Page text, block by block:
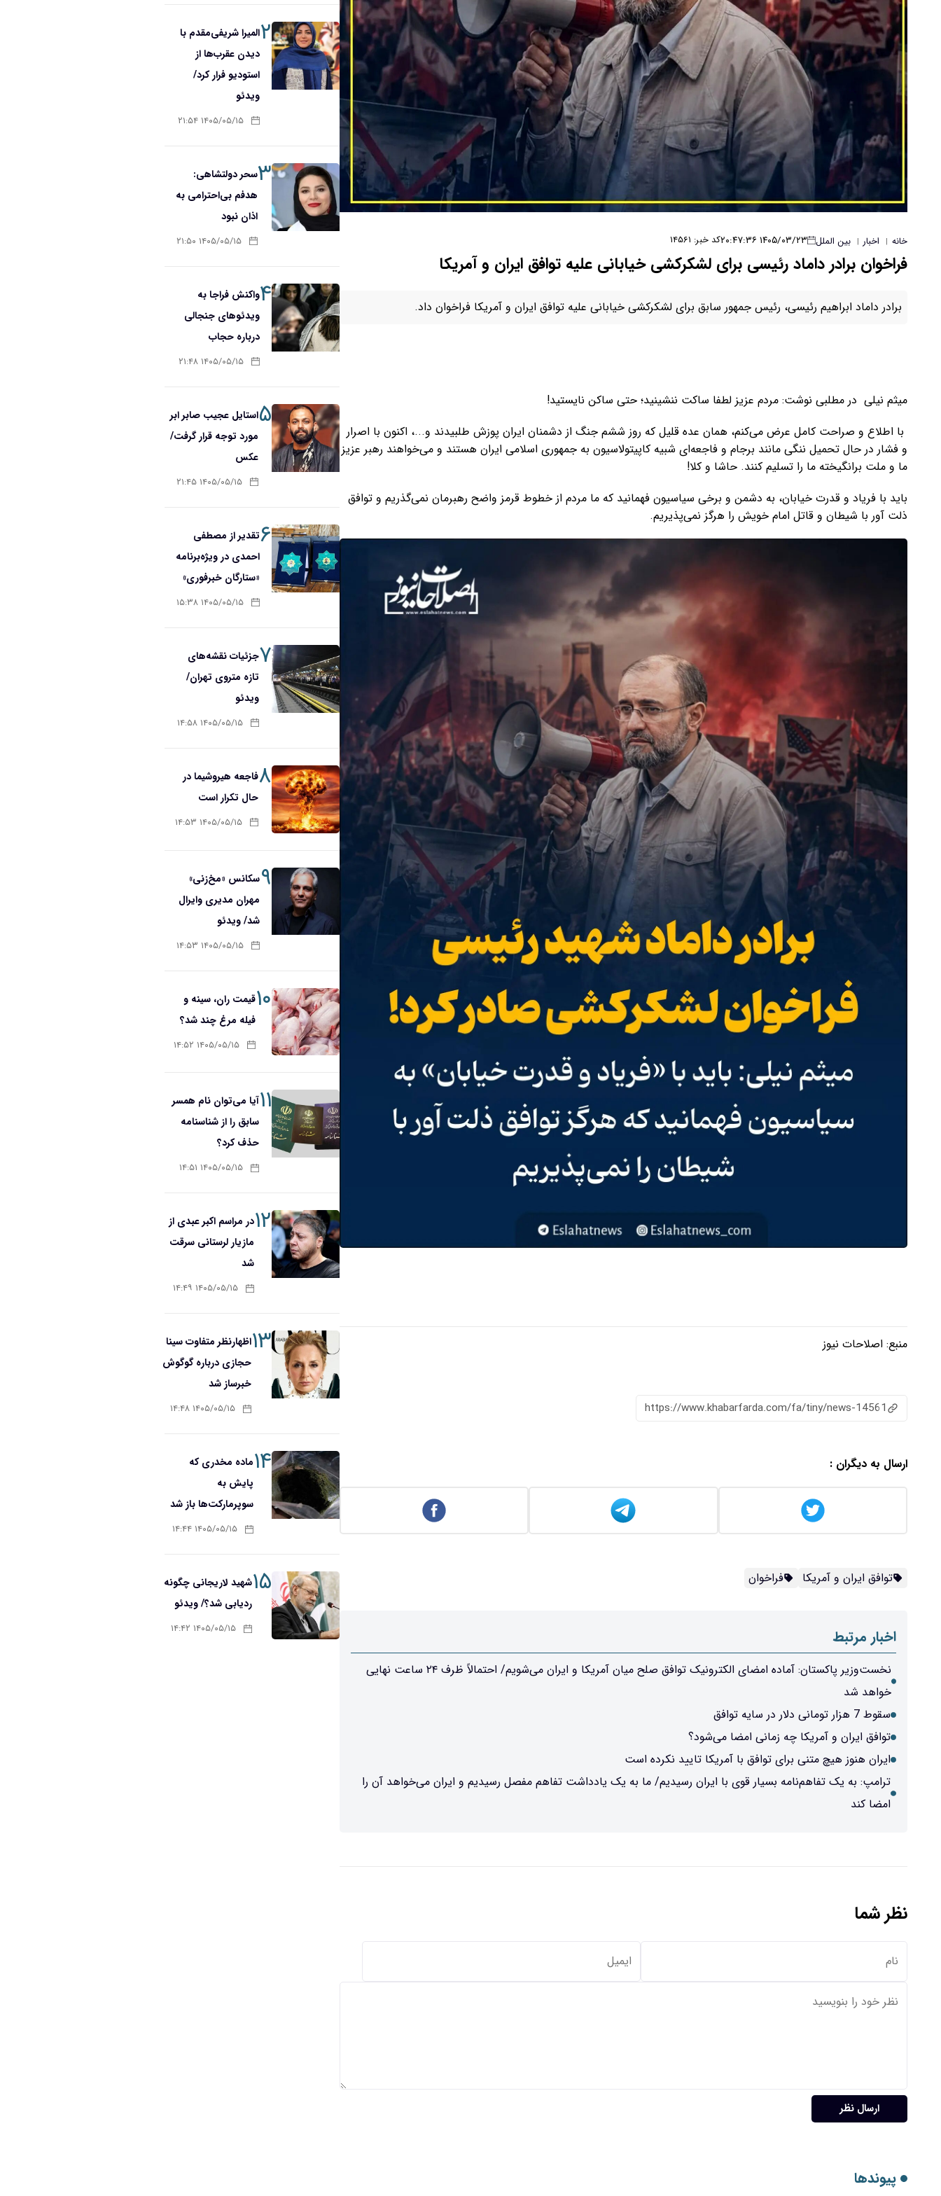
خانه | اخبار | بین الملل ۱۴۰۵/۰۳/۲۳ ۲۰:۴۷:۳۶ کد خبر: ۱۴۵۶۱
فراخوان برادر داماد رئیسی برای لشکرکشی خیابانی علیه توافق ایران و آمریکا
برادر داماد ابراهیم رئیسی، رئیس جمهور سابق برای لشکرکشی خیابانی علیه توافق ایران و آمریکا فراخوان داد.
میثم نیلی در مطلبی نوشت: مردم عزیز لطفا ساکت ننشینید؛ حتی ساکن نایستید!
با اطلاع و صراحت کامل عرض می‌کنم، همان عده قلیل که روز ششم جنگ از دشمنان ایران پوزش طلبیدند و...، اکنون با اصرار
و فشار در حال تحمیل ننگی مانند برجام و فاجعه‌ای شبیه کاپیتولاسیون به جمهوری اسلامی ایران هستند و می‌خواهند رهبر عزیز
ما و ملت برانگیخته ما را تسلیم کنند. حاشا و کلا!
باید با فریاد و قدرت خیابان، به دشمن و برخی سیاسیون فهمانید که ما مردم از خطوط قرمز واضح رهبرمان نمی‌گذریم و توافق
ذلت آور با شیطان و قاتل امام خویش را هرگز نمی‌پذیریم.
منبع: اصلاحات نیوز
https://www.khabarfarda.com/fa/tiny/news-14561
ارسال به دیگران :
توافق ایران و آمریکا فراخوان
اخبار مرتبط
نخست‌وزیر پاکستان: آماده امضای الکترونیک توافق صلح میان آمریکا و ایران می‌شویم/ احتمالاً ظرف ۲۴ ساعت نهایی
خواهد شد
سقوط 7 هزار تومانی دلار در سایه توافق
توافق ایران و آمریکا چه زمانی امضا می‌شود؟
ایران هنوز هیچ متنی برای توافق با آمریکا تایید نکرده است
ترامپ: به یک تفاهم‌نامه بسیار قوی با ایران رسیدیم/ ما به یک یادداشت تفاهم مفصل رسیدیم و ایران می‌خواهد آن را
امضا کند
نظر شما
ارسال نظر
۲المیرا شریفی‌مقدم با
دیدن عقرب‌ها از
استودیو فرار کرد/
ویدئو
۱۴۰۵/۰۵/۱۵ ۲۱:۵۴
۳سحر دولتشاهی:
هدفم بی‌احترامی به
اذان نبود
۱۴۰۵/۰۵/۱۵ ۲۱:۵۰
۴واکنش فراجا به
ویدئوهای جنجالی
درباره حجاب
۱۴۰۵/۰۵/۱۵ ۲۱:۴۸
۵استایل عجیب صابر ابر
مورد توجه قرار گرفت/
عکس
۱۴۰۵/۰۵/۱۵ ۲۱:۴۵
۶تقدیر از مصطفی
احمدی در ویژه‌برنامه
«ستارگان خبرفوری»
۱۴۰۵/۰۵/۱۵ ۱۵:۳۸
۷جزئیات نقشه‌های
تازه متروی تهران/
ویدئو
۱۴۰۵/۰۵/۱۵ ۱۴:۵۸
۸فاجعه هیروشیما در
حال تکرار است
۱۴۰۵/۰۵/۱۵ ۱۴:۵۳
۹سکانس «مخ‌زنی»
مهران مدیری وایرال
شد/ ویدئو
۱۴۰۵/۰۵/۱۵ ۱۴:۵۳
۱۰قیمت ران، سینه و
فیله مرغ چند شد؟
۱۴۰۵/۰۵/۱۵ ۱۴:۵۲
۱۱آیا می‌توان نام همسر
سابق را از شناسنامه
حذف کرد؟
۱۴۰۵/۰۵/۱۵ ۱۴:۵۱
۱۲در مراسم اکبر عبدی از
مازیار لرستانی سرقت
شد
۱۴۰۵/۰۵/۱۵ ۱۴:۴۹
۱۳اظهارنظر متفاوت سینا
حجازی درباره گوگوش
خبرساز شد
۱۴۰۵/۰۵/۱۵ ۱۴:۴۸
۱۴ماده مخدری که
پایش به
سوپرمارکت‌ها باز شد
۱۴۰۵/۰۵/۱۵ ۱۴:۴۴
۱۵شهید لاریجانی چگونه
ردیابی شد؟/ ویدئو
۱۴۰۵/۰۵/۱۵ ۱۴:۴۲
پیوندها